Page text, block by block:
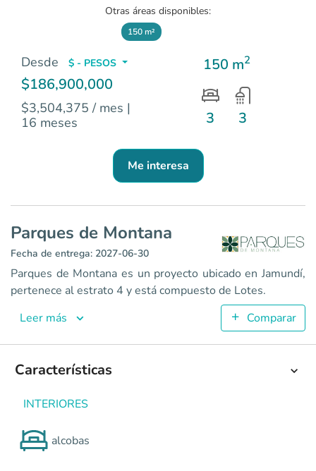
Parques de Montana
Lotes en Jamundí <p>Parques de Montana, ubicado en
150
3
0
Otras áreas disponibles:
150 m²
Desde $ - PESOS
$186,900,000
$3,504,375 / mes |
16 meses
150 m2
3 3
Me interesa
Parques de Montana
Fecha de entrega: 2027-06-30
Parques de Montana es un proyecto ubicado en Jamundí,
pertenece al estrato 4 y está compuesto de Lotes.
Leer más
Comparar
Características
INTERIORES
alcobas